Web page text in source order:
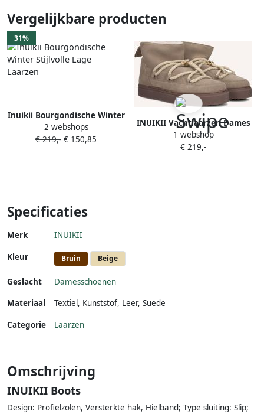
Vergelijkbare producten
31%
Inuikii Bourgondische Winter
Stijlvolle Lage Laarzen
2 webshops
€ 219,- € 150,85
INUIKII Vachtlaarzen Dames
Classic Low Maat: 36
Materiaal: Suède Kleur: Beige
1 webshop
€ 219,-
Specificaties
Merk INUIKII
Kleur Bruin Beige
Geslacht
Damesschoenen
Materiaal
Textiel , Kunststof, Leer, Suede
Categorie Laarzen
Omschrijving
INUIKII Boots
Design: Profielzolen, Versterkte hak, Hielband; Type sluiting: Slip;